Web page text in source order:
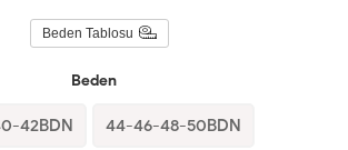
Beden Tablosu
Beden
42BDN 44-46-48-50BDN